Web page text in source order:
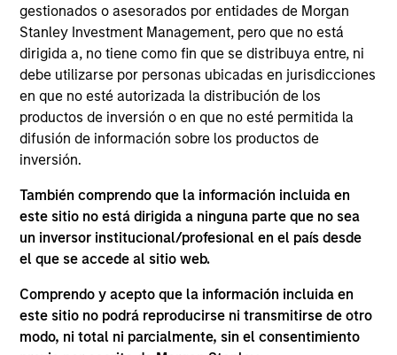
gestionados o asesorados por entidades de Morgan
Stanley Investment Management, pero que no está
dirigida a, no tiene como fin que se distribuya entre, ni
debe utilizarse por personas ubicadas en jurisdicciones
en que no esté autorizada la distribución de los
productos de inversión o en que no esté permitida la
difusión de información sobre los productos de
inversión.
También comprendo que la información incluida en
este sitio no está dirigida a ninguna parte que no sea
un inversor institucional/profesional en el país desde
el que se accede al sitio web.
Comprendo y acepto que la información incluida en
este sitio no podrá reproducirse ni transmitirse de otro
modo, ni total ni parcialmente, sin el consentimiento
roles within the group during that time. In addition to
his role as Portfolio Manager, Scott is the primary
liaison between the Managed Futures group and the
Morgan Stanley Wealth Management Financial
Advisor and Private Wealth Management platforms,
working in that role to educate both advisors and
clients on managed futures investments. Prior to
being named a Portfolio Manager, Scott worked on
several years after beginning his career in trading
operations and risk management. He received his
B.A. in Economics from Lehigh University. Scott
holds a FINRA Series 7 license.
Managed Futures Team